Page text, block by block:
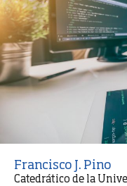
Francisco J. Pino
Catedrático de la